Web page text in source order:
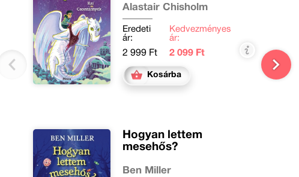
Alastair Chisholm
Eredeti
ár:
2 999 Ft
Kedvezményes
ár:
2 099 Ft
Kosárba
Hogyan lettem
mesehős?
Ben Miller